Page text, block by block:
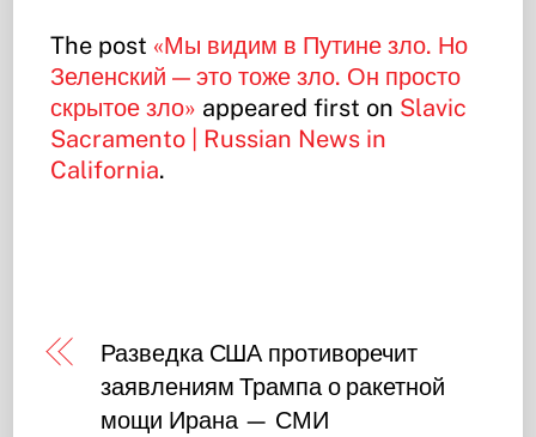
The post «Мы видим в Путине зло. Но
Зеленский — это тоже зло. Он просто
скрытое зло» appeared first on Slavic
Sacramento | Russian News in
California.
Разведка США противоречит
заявлениям Трампа о ракетной
мощи Ирана — СМИ